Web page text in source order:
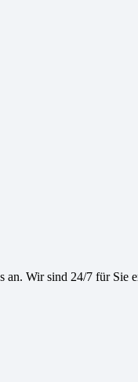
an. Wir sind 24/7 für Sie